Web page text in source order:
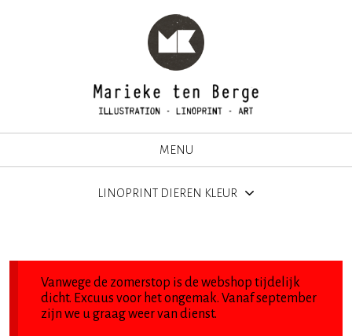
MENU
LINOPRINT DIEREN KLEUR
Vanwege de zomerstop is de webshop tijdelijk
dicht. Excuus voor het ongemak. Vanaf september
zijn we u graag weer van dienst.